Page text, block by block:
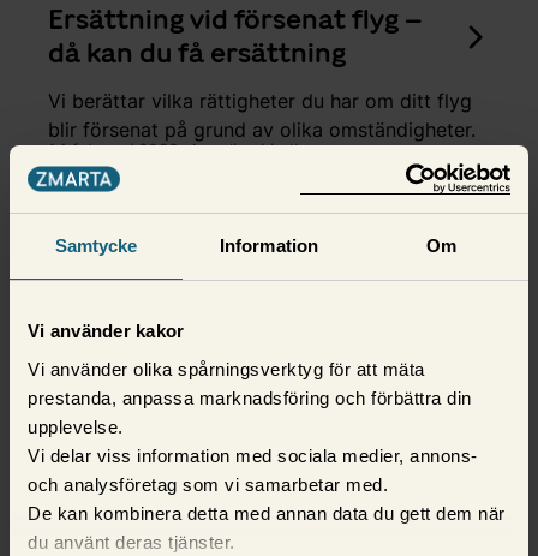
Samtycke Information Om
Vi använder kakor
Vi använder olika spårningsverktyg för att mäta
prestanda, anpassa marknadsföring och förbättra din
upplevelse.
Vi delar viss information med sociala medier, annons-
och analysföretag som vi samarbetar med.
De kan kombinera detta med annan data du gett dem när
du använt deras tjänster.
Ersättning vid försenat flyg –
då kan du få ersättning
Vi berättar vilka rättigheter du har om ditt flyg
blir försenat på grund av olika omständigheter.
14 februari 2023,Angelica Lindberg
Reseförsäkring